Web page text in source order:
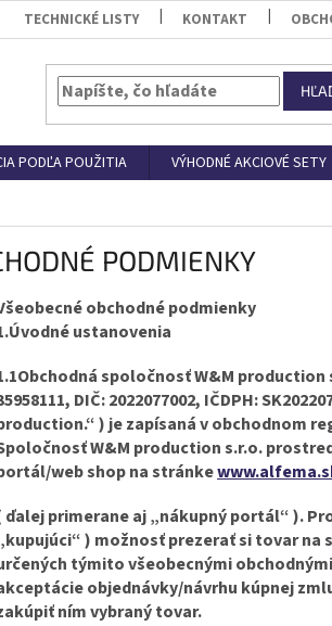
TECHNICKÉ LISTY KONTAKT
PODĽA POUŽITIA VÝHODNÉ AKCIOVÉ SETY
PODMIENKY
obchodné podmienky
ustanovenia
spoločnosť W&M production
DIČ: 2022077002, IČDPH:
) je zapísaná v obchodnom
W&M production s.r.o.
web shop na stránke
ďalej primerane aj „nákupný portál“ ).
) možnosť prezerať si tovar
týmito všeobecnými
objednávky/návrhu kúpnej
ním vybraný tovar.